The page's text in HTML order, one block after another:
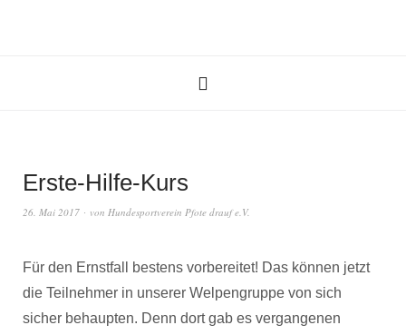
Erste-Hilfe-Kurs
26. Mai 2017 von Hundesportverein Pfote drauf e.V.
Für den Ernstfall bestens vorbereitet! Das können jetzt
die Teilnehmer in unserer Welpengruppe von sich
sicher behaupten. Denn dort gab es vergangenen